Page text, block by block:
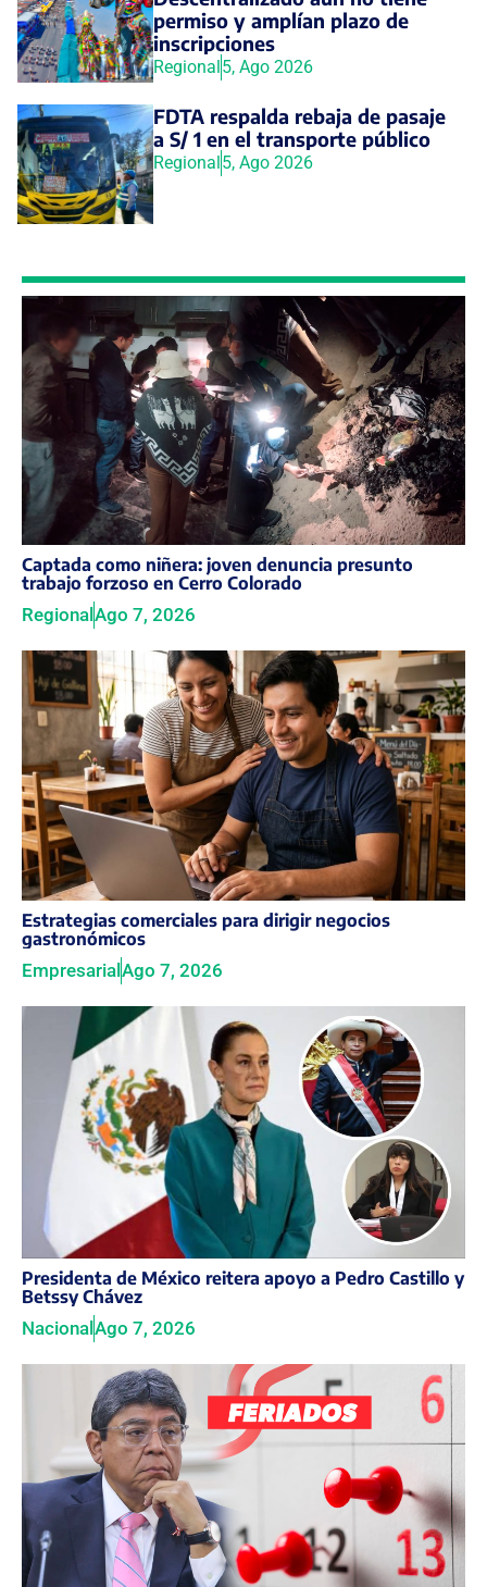
permiso y amplían plazo de
inscripciones
Regional5, Ago 2026
FDTA respalda rebaja de pasaje
a S/ 1 en el transporte público
Regional5, Ago 2026
Captada como niñera: joven denuncia presunto
trabajo forzoso en Cerro Colorado
Regional Ago 7, 2026
Estrategias comerciales para dirigir negocios
gastronómicos
EmpresarialAgo 7, 2026
Presidenta de México reitera apoyo a Pedro Castillo y
Betssy Chávez
NacionalAgo 7, 2026